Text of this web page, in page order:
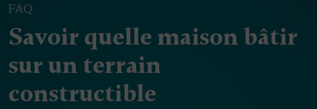
FAQ
Savoir quelle maison bâtir
sur un terrain
constructible